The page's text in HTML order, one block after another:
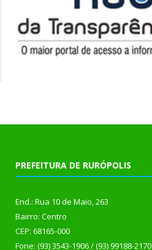
PREFEITURA DE RURÓPOLIS
End.: Rua 10 de Maio, 263
Bairro: Centro
CEP: 68165-000
Fone: (93) 3543-1906 / (93) 99188-2170